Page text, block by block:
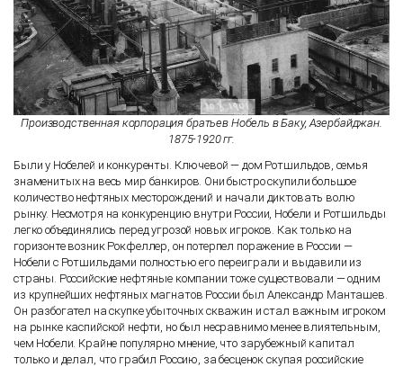
Производственная корпорация братьев Нобель в Баку, Азербайджан.
1875-1920 гг.
Были у Нобелей и конкуренты. Ключевой — дом Ротшильдов, семья
знаменитых на весь мир банкиров. Они быстро скупили большое
количество нефтяных месторождений и начали диктовать волю
рынку. Несмотря на конкуренцию внутри России, Нобели и Ротшильды
легко объединялись перед угрозой новых игроков. Как только на
горизонте возник Рокфеллер, он потерпел поражение в России —
Нобели с Ротшильдами полностью его переиграли и выдавили из
страны. Российские нефтяные компании тоже существовали — одним
из крупнейших нефтяных магнатов России был Александр Манташев.
Он разбогател на скупке убыточных скважин и стал важным игроком
на рынке каспийской нефти, но был несравнимо менее влиятельным,
чем Нобели. Крайне популярно мнение, что зарубежный капитал
только и делал, что грабил Россию, за бесценок скупая российские